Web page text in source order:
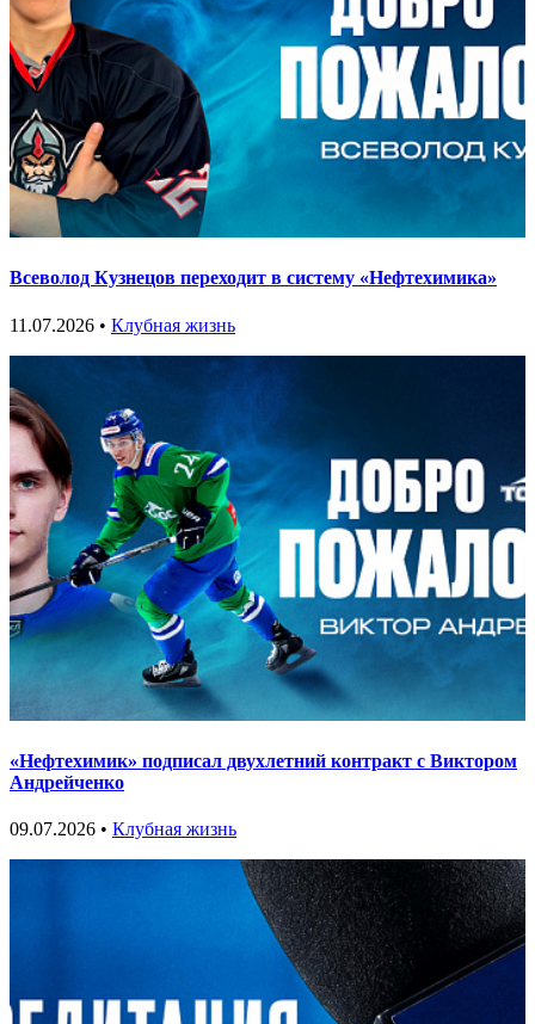
Всеволод Кузнецов переходит в систему «Нефтехимика»
11.07.2026 • Клубная жизнь
«Нефтехимик» подписал двухлетний контракт с Виктором
Андрейченко
09.07.2026 • Клубная жизнь